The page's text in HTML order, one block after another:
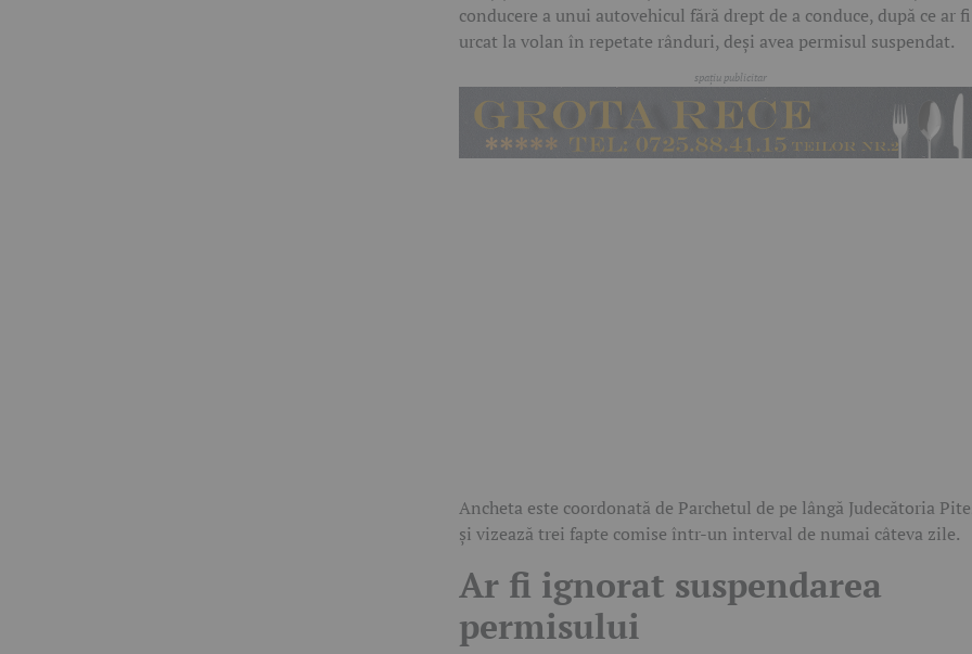
conducere a unui autovehicul fără drept de a conduce, după ce ar fi
urcat la volan în repetate rânduri, deși avea permisul suspendat.
Ancheta este coordonată de Parchetul de pe lângă Judecătoria
și vizează trei fapte comise într-un interval de numai câteva zile.
Ar fi ignorat suspendarea
permisului